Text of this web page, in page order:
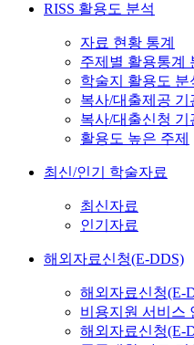
RISS 활용도 분석
자료 현황 통계
주제별 활용통계
학술지 활용도 분
복사/대출제공 기
복사/대출신청 기
활용도 높은 주제
최신/인기 학술자료
최신자료
인기자료
해외자료신청(E-DDS)
해외자료신청(E-
비용지원 서비스
해외자료신청(E-